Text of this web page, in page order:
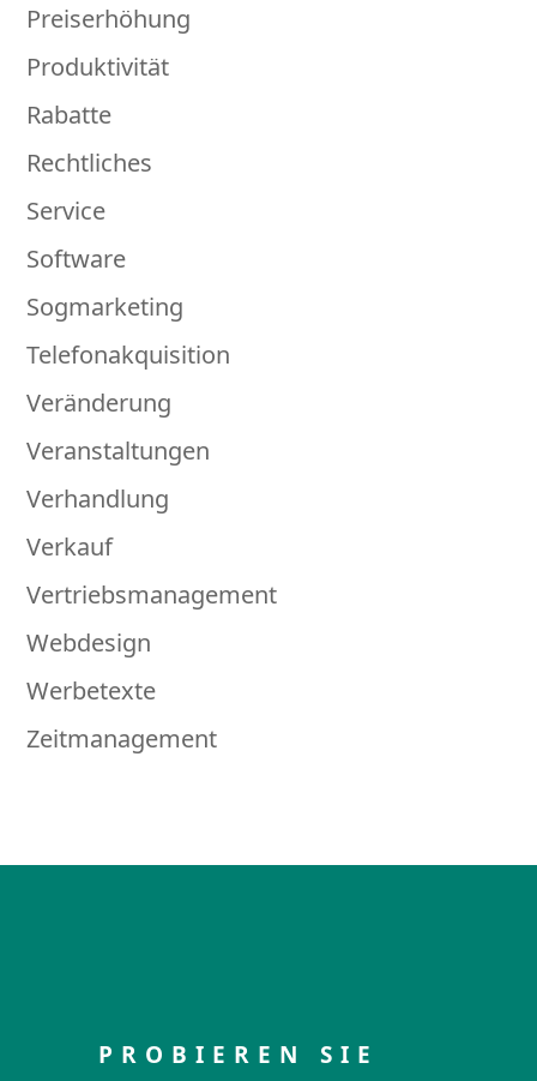
Preiserhöhung
Produktivität
Rabatte
Rechtliches
Service
Software
Sogmarketing
Telefonakquisition
Veränderung
Veranstaltungen
Verhandlung
Verkauf
Vertriebsmanagement
Webdesign
Werbetexte
Zeitmanagement
PROBIEREN SIE